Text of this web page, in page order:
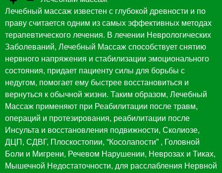
Лечебный массаж известен с глубокой древности и по
праву считается одним из самых эффективных методах
терапевтического лечения. В лечении Неврологических
Заболеваний, Лечебный Массаж способствует снятию
нервного напряжения и стабилизации эмоционального
состояния, придает пациенту силы для борьбы с
недугом, помогает ему быстрее восстановиться и
вернуться к обычной жизни. Таким образом, Лечебный
Массаж применяют при Реабилитации после травм,
операций и протезирования, реабилитации после
Инсульта и восстановления подвижности, Сколиозе,
ДЦП, СДВГ, Плоскостопии, “Косолапости” , Головной
Боли и Мигрени, Речевом Нарушении, Неврозах и Тиках,
Мышечной Недостаточности, для расслабления Нервной